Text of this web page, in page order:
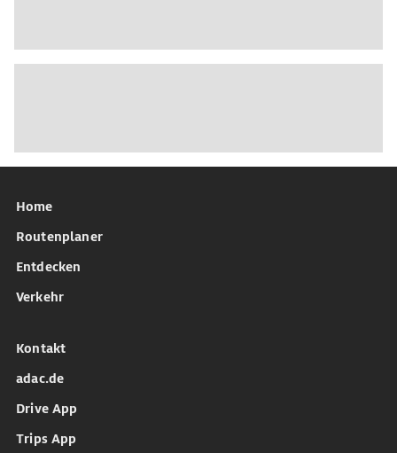
Home
Routenplaner
Entdecken
Verkehr
Kontakt
adac.de
Drive App
Trips App